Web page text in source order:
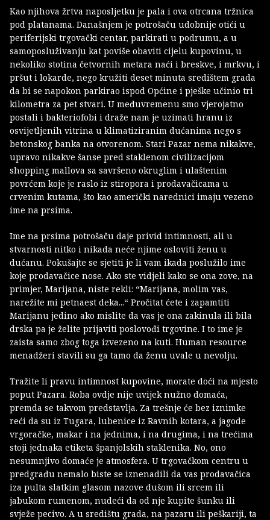
Kao njihova žrtva naposljetku je pala i ova otrcana tržnica
pod platanama. Današnjem je potrošaču udobnije otići u
periferijski trgovački centar, parkirati u podrumu, a u
samoposluživanju kat poviše obaviti cijelu kupovinu, u
nekoliko stotina četvornih metara naći i breskve, i mrkvu, i
pršut i lokarde, nego kružiti deset minuta središtem grada
da bi se napokon parkirao ispod Općine i pješke učinio tri
kilometra za pet stvari. U međuvremenu smo vjerojatno
postali i bakteriofobi i draže nam je uzimati hranu iz
osvijetljenih vitrina u klimatiziranim dućanima nego s
betonskog banka na otvorenom. Stari Pazar nema nikakve,
upravo nikakve šanse pred staklenom civilizacijom
shopping mallova sa savršeno okruglim i ulaštenim
povrćem koje je raslo iz stiropora i prodavačicama u
crvenim kutama, što kao američki narednici imaju vezeno
ime na prsima.
Ime na prsima potrošaču daje privid intimnosti, ali u
stvarnosti nitko i nikada neće njime osloviti ženu u
dućanu. Pokušajte se sjetiti je li vam ikada poslužilo ime
koje prodavačice nose. Ako ste vidjeli kako se ona zove, na
primjer, Marijana, niste rekli: “Marijana, molim vas,
narežite mi petnaest deka...“ Pročitat ćete i zapamtiti
Marijanu jedino ako mislite da vas je ona zakinula ili bila
drska pa je želite prijaviti poslovođi trgovine. I to ime je
zaista samo zbog toga izvezeno na kuti. Human resource
menadžeri stavili su ga tamo da ženu uvale u nevolju.
Tražite li pravu intimnost kupovine, morate doći na mjesto
poput Pazara. Roba ovdje nije uvijek nužno domaća,
premda se takvom predstavlja. Za trešnje će bez iznimke
reći da su iz Tugara, lubenice iz Ravnih kotara, a jagode
vrgoračke, makar i na jednima, i na drugima, i na trećima
stoji jednaka etiketa španjolskih staklenika. No, ono
nesumnjivo domaće je atmosfera. U trgovačkom centru u
predgrađu nemalo biste se iznenadili da vas prodavačica
iza pulta slatkim glasom nazove dušom ili srcem ili
jabukom rumenom, nudeći da od nje kupite šunku ili
svježe pecivo. A u središtu grada, na pazaru ili peškariji, ta